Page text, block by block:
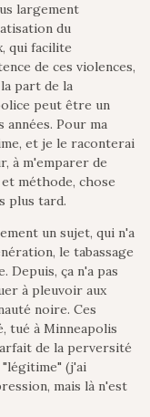
largement
du
qui facilite
de ces violences,
part de la
peut être un
Pour ma
et je le raconterai
à m'emparer de
méthode, chose
plus tard.
un sujet, qui n'a
le tabassage
Depuis, ça n'a pas
à pleuvoir aux
noire. Ces
tué à Minneapolis
de la perversité
"légitime" (j'ai
mais là n'est